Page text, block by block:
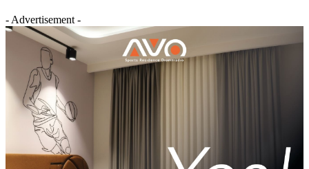
- Advertisement -